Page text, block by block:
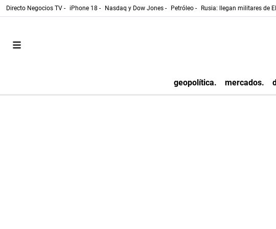
Directo Negocios TV - iPhone 18 - Nasdaq y Dow Jones - Petróleo - Rusia: llegan militares de
geopolítica. mercados.